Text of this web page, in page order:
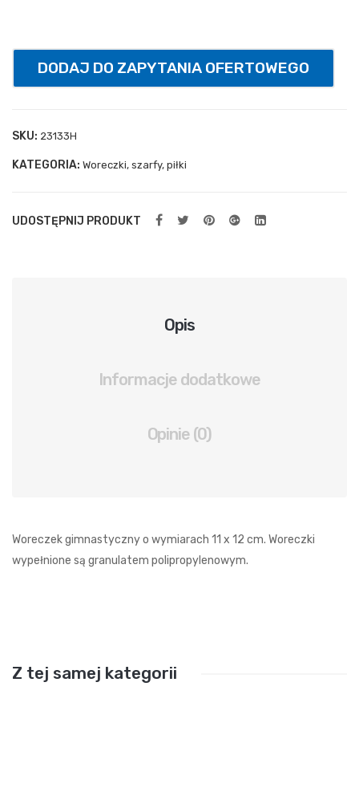
kos
DODAJ DO ZAPYTANIA OFERTOWEGO
SKU: 23133H
KATEGORIA: Woreczki, szarfy, piłki
UDOSTĘPNIJ PRODUKT
Opis
Informacje dodatkowe
Opinie (0)
Woreczek gimnastyczny o wymiarach 11 x 12 cm. Woreczki
wypełnione są granulatem polipropylenowym.
Z tej samej kategorii